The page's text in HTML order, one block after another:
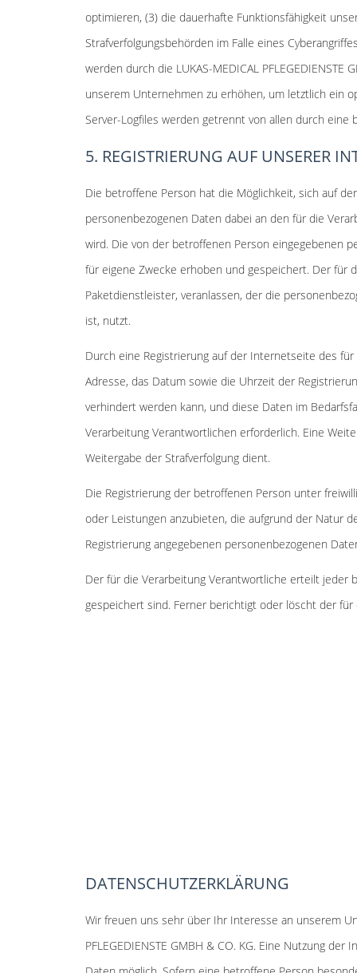
optimieren, (3) die dauerhafte Funktionsfähigkeit
Strafverfolgungsbehörden im Falle eines
werden durch die LUKAS-MEDICAL
unserem Unternehmen zu erhöhen, um letztlich ein
Server-Logfiles werden getrennt von allen durch
5. REGISTRIERUNG AUF UNSERER
Die betroffene Person hat die Möglichkeit, sich auf
personenbezogenen Daten dabei an den für die
wird. Die von der betroffenen Person eingegebenen
für eigene Zwecke erhoben und gespeichert. Der für
Paketdienstleister, veranlassen, der die
ist, nutzt.
Durch eine Registrierung auf der Internetseite des
Adresse, das Datum sowie die Uhrzeit der
verhindert werden kann, und diese Daten im
Verarbeitung Verantwortlichen erforderlich. Eine
Weitergabe der Strafverfolgung dient.
Die Registrierung der betroffenen Person unter
oder Leistungen anzubieten, die aufgrund der Natur
Registrierung angegebenen personenbezogenen
Der für die Verarbeitung Verantwortliche erteilt jeder
gespeichert sind. Ferner berichtigt oder löscht der
DATENSCHUTZERKLÄRUNG
Wir freuen uns sehr über Ihr Interesse an unserem
PFLEGEDIENSTE GMBH & CO. KG. Eine Nutzung